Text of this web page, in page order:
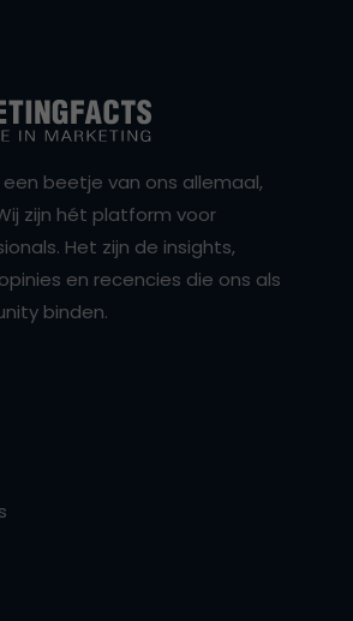
beetje van ons allemaal,
zijn hét platform voor
Het zijn de insights,
en recencies die ons als
binden.